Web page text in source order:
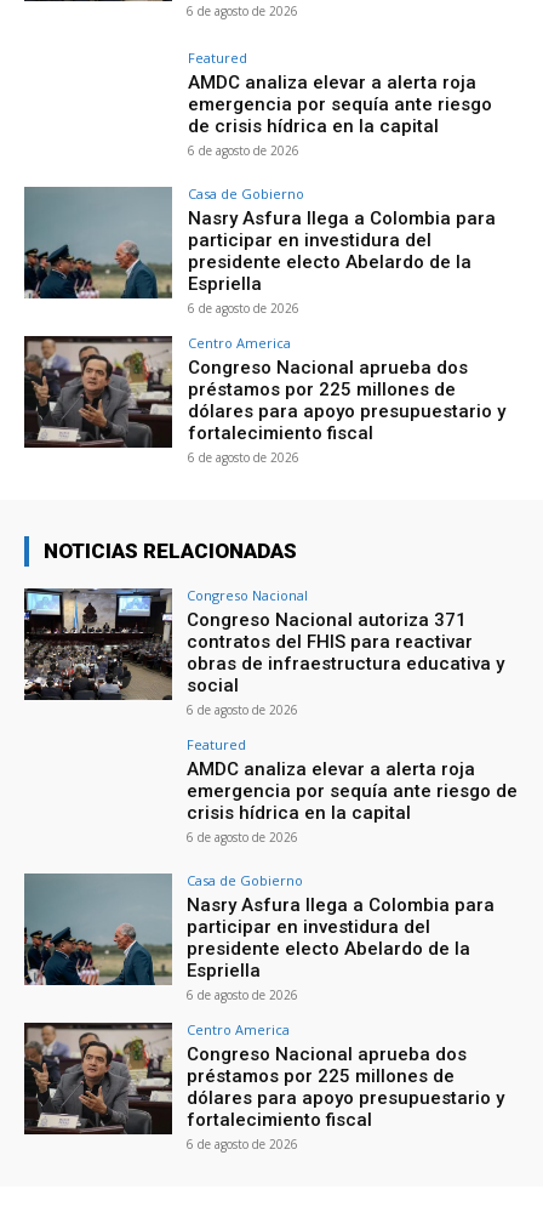
6 de agosto de 2026
Featured
AMDC analiza elevar a alerta roja
emergencia por sequía ante riesgo
de crisis hídrica en la capital
6 de agosto de 2026
Casa de Gobierno
Nasry Asfura llega a Colombia para
participar en investidura del
presidente electo Abelardo de la
Espriella
6 de agosto de 2026
Centro America
Congreso Nacional aprueba dos
préstamos por 225 millones de
dólares para apoyo presupuestario y
fortalecimiento fiscal
6 de agosto de 2026
NOTICIAS RELACIONADAS
Congreso Nacional
Congreso Nacional autoriza 371
contratos del FHIS para reactivar
obras de infraestructura educativa y
social
6 de agosto de 2026
Featured
AMDC analiza elevar a alerta roja
emergencia por sequía ante riesgo de
crisis hídrica en la capital
6 de agosto de 2026
Casa de Gobierno
Nasry Asfura llega a Colombia para
participar en investidura del
presidente electo Abelardo de la
Espriella
6 de agosto de 2026
Centro America
Congreso Nacional aprueba dos
préstamos por 225 millones de
dólares para apoyo presupuestario y
fortalecimiento fiscal
6 de agosto de 2026